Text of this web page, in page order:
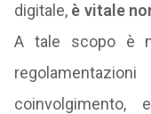
digitale, è vitale
A tale scopo è